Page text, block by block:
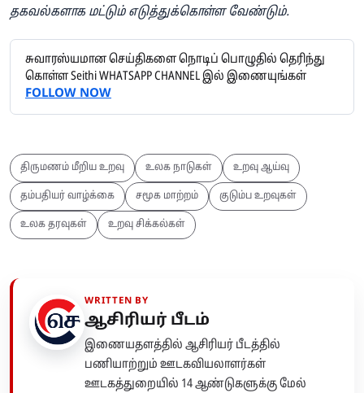
தகவல்களாக மட்டும் எடுத்துக்கொள்ள வேண்டும்.
சுவாரஸ்யமான செய்திகளை நொடிப் பொழுதில் தெரிந்து
கொள்ள Seithi WHATSAPP CHANNEL இல் இணையுங்கள்
FOLLOW NOW
திருமணம் மீறிய உறவு உலக நாடுகள் உறவு ஆய்வு
தம்பதியர் வாழ்க்கை சமூக மாற்றம் குடும்ப உறவுகள்
உலக தரவுகள் உறவு சிக்கல்கள்
WRITTEN BY
ஆசிரியர் பீடம்
இணையதளத்தில் ஆசிரியர் பீடத்தில்
பணியாற்றும் ஊடகவியலாளர்கள்
ஊடகத்துறையில் 14 ஆண்டுகளுக்கு மேல்